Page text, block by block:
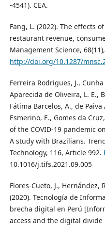
-4541). CEA.
Fang, L. (2022). The effects
restaurant revenue,
Management Science,
http://doi.org/10.1287/
Ferreira Rodrigues, J.,
Aparecida de Oliveira, L. E.,
Fátima Barcelos, A., de
Esmerino, E., Gomes da
of the COVID-19 pandemic
A study with Brazilians.
Technology, 116, Article 992.
10.1016/j.tifs.2021.09.005
Flores-Cueto, J., Hernández,
(2020). Tecnología de
brecha digital en Perú
access and the digital divide